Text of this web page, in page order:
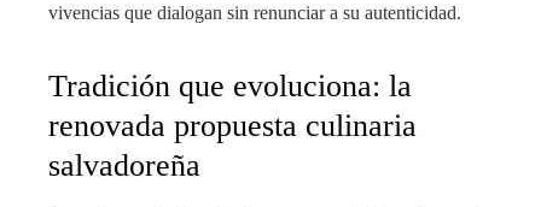
vivencias que dialogan sin renunciar a su autenticidad.
Tradición que evoluciona: la
renovada propuesta culinaria
salvadoreña